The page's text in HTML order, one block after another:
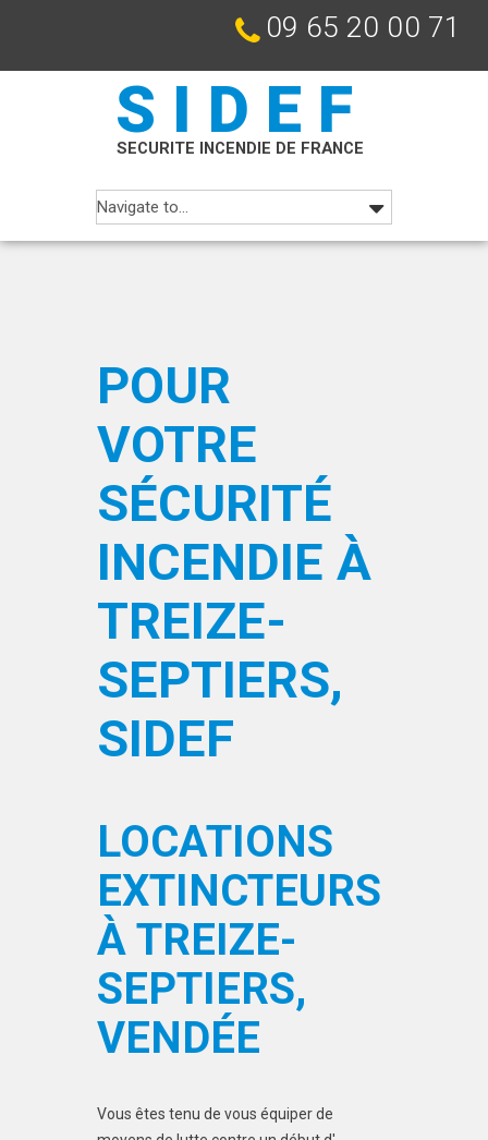
09 65 20 00 71
SIDEF
SECURITE INCENDIE DE FRANCE
POUR
VOTRE
SÉCURITÉ
INCENDIE À
TREIZE-
SEPTIERS,
SIDEF
LOCATIONS
EXTINCTEURS
À TREIZE-
SEPTIERS,
VENDÉE
Vous êtes tenu de vous équiper de